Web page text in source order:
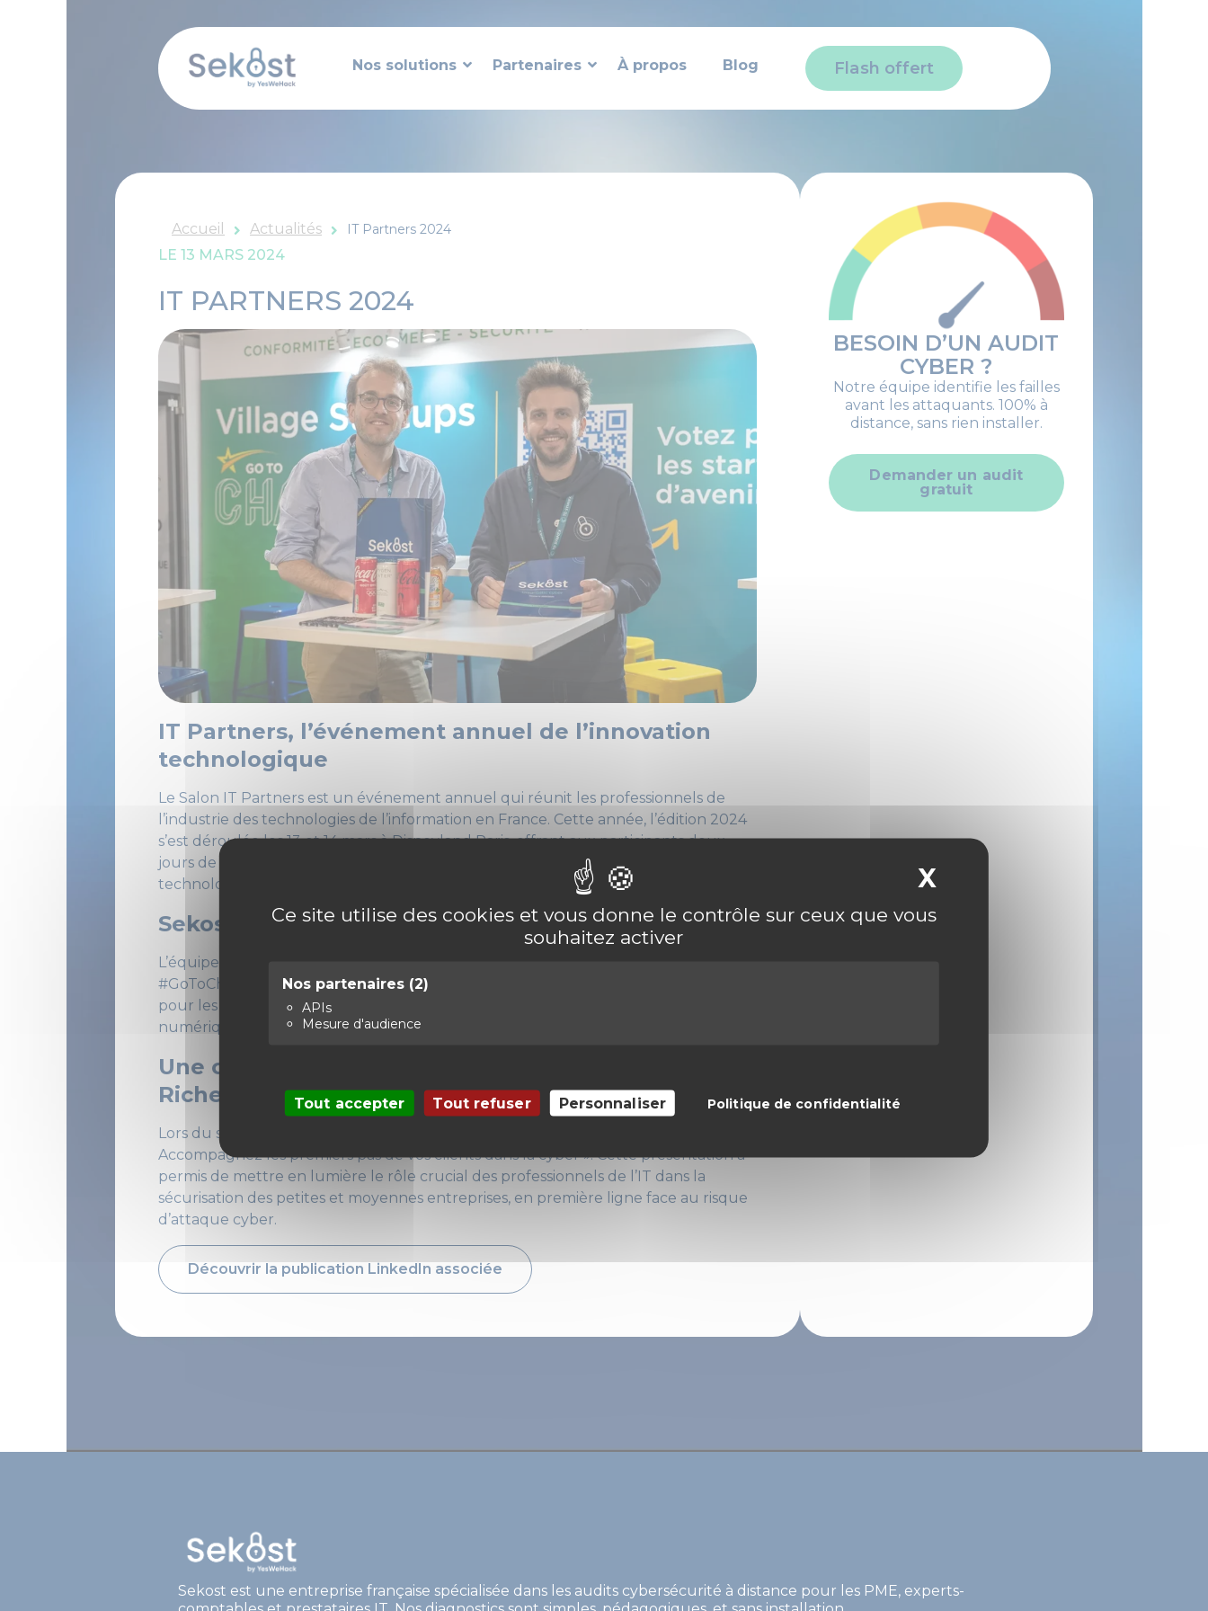
Ce site utilise des cookies et vous donne le contrôle sur ceux que vous
souhaitez activer
Nos partenaires (2)
APIs
Mesure d'audience
Tout accepter Tout refuser Personnaliser Politique de confidentialité
X
Nos solutions Partenaires À propos Blog Flash offert
Accueil Actualités IT Partners 2024
LE 13 MARS 2024
IT PARTNERS 2024
IT Partners, l’événement annuel de l’innovation
technologique
Le Salon IT Partners est un événement annuel qui réunit les professionnels de
l’industrie des technologies de l’information en France. Cette année, l’édition 2024
s’est déroulée les 13 et 14 mars à Disneyland Paris, offrant aux participants deux
jours de découvertes, d’échanges et de networking au cœur de l’innovation
technologique.
Sekost au Village Startup
L’équipe Sekost était présente au salon, sur le stand du Village Startup
#GoToChannel. L’équipe a pu présenter sa solution de diagnostic de cybersécurité
pour les entreprises et partager son expertise en matière de protection
numérique.
Une conférence de sensibilisation menée par Léo
Richer
Lors du salon, notre CEO, Léo Richer, a présenté une conférence sur le thème «
Accompagnez les premiers pas de vos clients dans la cyber ». Cette présentation a
permis de mettre en lumière le rôle crucial des professionnels de l’IT dans la
sécurisation des petites et moyennes entreprises, en première ligne face au risque
d’attaque cyber.
Découvrir la publication LinkedIn associée
BESOIN D’UN AUDIT
CYBER ?
Notre équipe identifie les failles
avant les attaquants. 100% à
distance, sans rien installer.
Demander un audit
gratuit
Sekost est une entreprise française spécialisée dans les audits cybersécurité à distance pour les PME, experts-